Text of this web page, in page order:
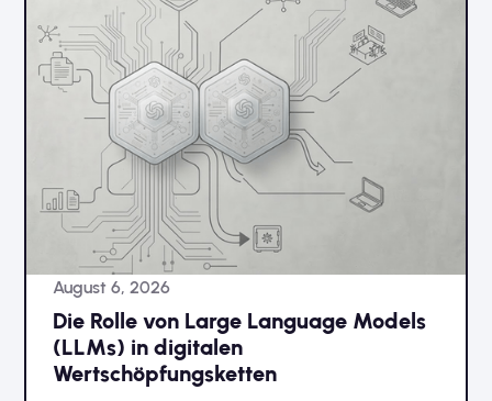
August 6, 2026
Die Rolle von Large Language Models
(LLMs) in digitalen
Wertschöpfungsketten